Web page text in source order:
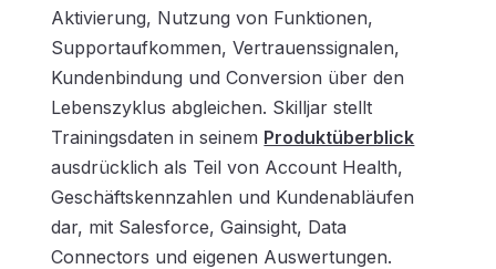
Aktivierung, Nutzung von Funktionen,
Supportaufkommen, Vertrauenssignalen,
Kundenbindung und Conversion über den
Lebenszyklus abgleichen. Skilljar stellt
Trainingsdaten in seinem Produktüberblick
ausdrücklich als Teil von Account Health,
Geschäftskennzahlen und Kundenabläufen
dar, mit Salesforce, Gainsight, Data
Connectors und eigenen Auswertungen.